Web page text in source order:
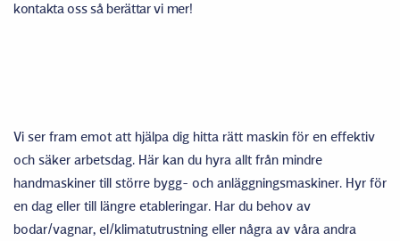
kontakta oss så berättar vi mer!
Vi ser fram emot att hjälpa dig hitta rätt maskin för en effektiv
och säker arbetsdag. Här kan du hyra allt från mindre
handmaskiner till större bygg- och anläggningsmaskiner. Hyr för
en dag eller till längre etableringar. Har du behov av
bodar/vagnar, el/klimatutrustning eller några av våra andra